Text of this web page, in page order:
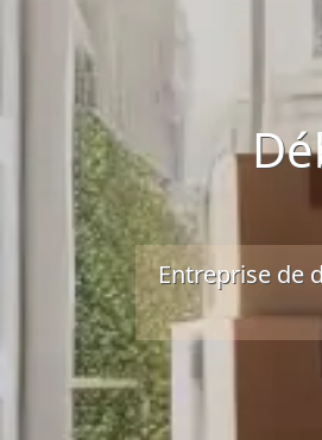
Entreprise de